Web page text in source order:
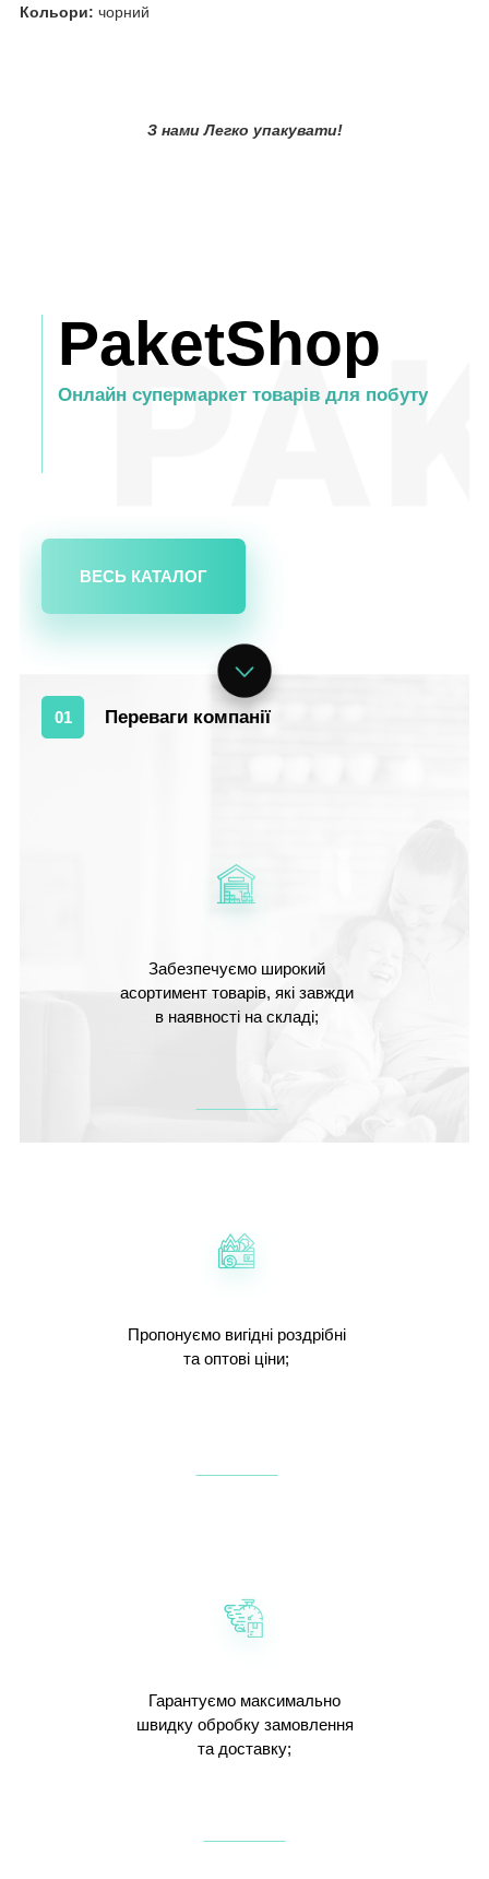
Кольори: чорний
З нами Легко упакувати!
PaketShop
Онлайн супермаркет товарів для побуту
ВЕСЬ КАТАЛОГ
01 Переваги компанії
Забезпечуємо широкий
асортимент товарів, які завжди
в наявності на складі;
Пропонуємо вигідні роздрібні
та оптові ціни;
Гарантуємо максимально
швидку обробку замовлення
та доставку;